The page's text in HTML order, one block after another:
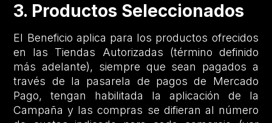
3. Productos Seleccionados
El Beneficio aplica para los productos ofrecidos
en las Tiendas Autorizadas (término definido
más adelante), siempre que sean pagados a
través de la pasarela de pagos de Mercado
Pago, tengan habilitada la aplicación de la
Campaña y las compras se difieran al número